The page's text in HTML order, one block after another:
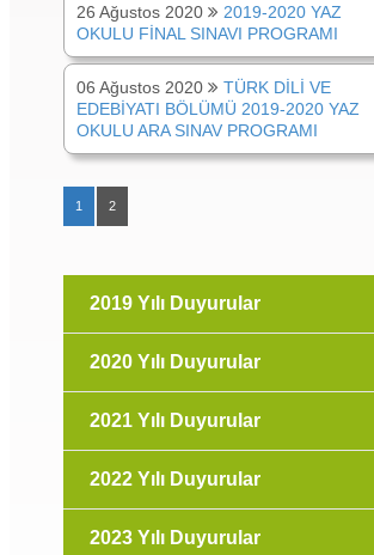
26 Ağustos 2020
2019-2020 YAZ
OKULU FİNAL SINAVI PROGRAMI
06 Ağustos 2020
TÜRK DİLİ VE
EDEBİYATI BÖLÜMÜ 2019-2020 YAZ
OKULU ARA SINAV PROGRAMI
1 2
2019 Yılı Duyurular
2020 Yılı Duyurular
2021 Yılı Duyurular
2022 Yılı Duyurular
2023 Yılı Duyurular